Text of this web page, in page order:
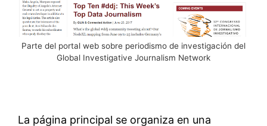
Parte del portal web sobre periodismo de investigación del
Global Investigative Journalism Network
La página principal se organiza en una